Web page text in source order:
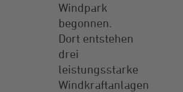
Windpark
begonnen.
Dort entstehen
drei
leistungsstarke
Windkraftanlagen